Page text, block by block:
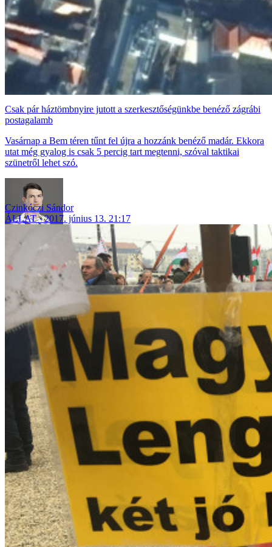
Csak pár háztömbnyire jutott a szerkesztőségünkbe benéző zágrábi
postagalamb
Vasárnap a Bem téren tűnt fel újra a hozzánk benéző madár. Ekkora
utat még gyalog is csak 5 percig tart megtenni, szóval taktikai
szünetről lehet szó.
Czinkóczi Sándor
ÁLLAT
2017. június 13. 21:17